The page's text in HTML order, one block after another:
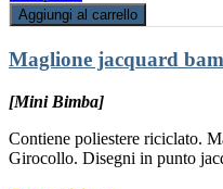
Aggiungi al carrello
Maglione jacquard
[Mini Bimba]
Contiene poliestere riciclato.
Girocollo. Disegni in punto